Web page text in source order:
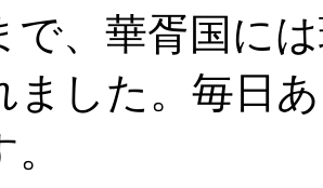
で、華胥国に
ました。毎日